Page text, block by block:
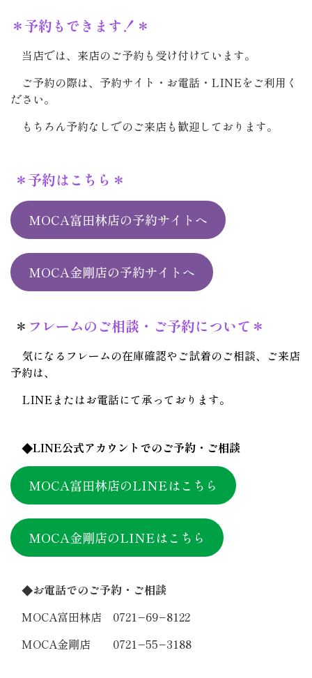
＊予約もできます！＊
当店では、来店のご予約も受け付けています。
ご予約の際は、予約サイト・お電話・LINEをご利用く
ださい。
もちろん予約なしでのご来店も歓迎しております。
＊予約はこちら＊
MOCA富田林店の予約サイトへ
MOCA金剛店の予約サイトへ
＊ フレームのご相談・ご予約について＊
気になるフレームの在庫確認やご試着のご相談、ご来店
予約は、
LINEまたはお電話にて承っております。
◆LINE公式アカウントでのご予約・ご相談
MOCA富田林店のLINEはこちら
MOCA金剛店のLINEはこちら
◆お電話でのご予約・ご相談
MOCA富田林店 0721−69−8122
MOCA金剛店 0721−55−3188